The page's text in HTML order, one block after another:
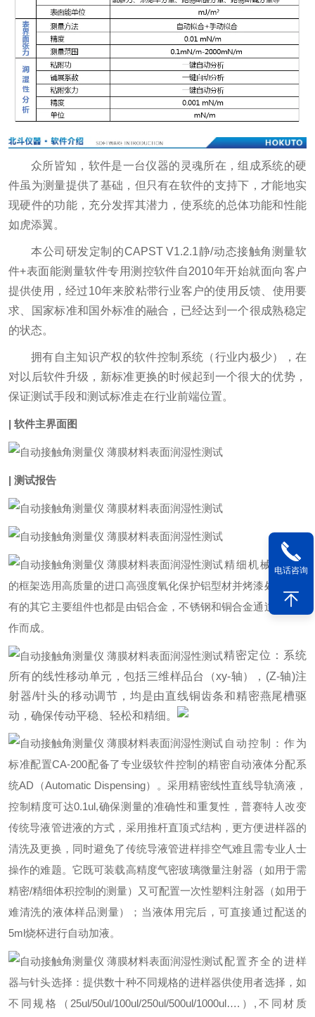
众所皆知，软件是一台仪器的灵魂所在，组成系统的硬
件虽为测量提供了基础，但只有在软件的支持下，才能地实
现硬件的功能，充分发挥其潜力，使系统的总体功能和性能
如虎添翼。
本公司研发定制的CAPST V1.2.1静/动态接触角测量软
件+表面能测量软件专用测控软件自2010年开始就面向客户
提供使用，经过10年来胶粘带行业客户的使用反馈、使用要
求、国家标准和国外标准的融合，已经达到一个很成熟稳定
的状态。
拥有自主知识产权的软件控制系统（行业内极少），在
对以后软件升级，新标准更换的时候起到一个很大的优势，
保证测试手段和测试标准走在行业前端位置。
| 软件主界面图
| 测试报告
精细机械：系统
的框架选用高质量的进口高强度氧化保护铝型材并烤漆处理，所
有的其它主要组件也都是由铝合金，不锈钢和铜合金通过精密制
作而成。
精密定位：系统
所有的线性移动单元，包括三维样品台（xy-轴），(Z-轴)注
射器/针头的移动调节，均是由直线铜齿条和精密燕尾槽驱
动，确保传动平稳、轻松和精细。
自动控制：作为
标准配置CA-200配备了专业级软件控制的精密自动液体分配系
统AD（Automatic Dispensing）。采用精密线性直线导轨滴液，
控制精度可达0.1ul,确保测量的准确性和重复性，普赛特人改变
传统导液管进液的方式，采用推杆直顶式结构，更方便进样器的
清洗及更换，同时避免了传统导液管进样排空气难且需专业人士
操作的难题。它既可装载高精度气密玻璃微量注射器（如用于需
精密/精细体积控制的测量）又可配置一次性塑料注射器（如用于
难清洗的液体样品测量）；当液体用完后，可直接通过配送的
5ml烧杯进行自动加液。
配置齐全的进样
器与针头选择：提供数十种不同规格的进样器供使用者选择，如
不同规格（25ul/50ul/100ul/250ul/500ul/1000ul….）,不同材质
电话咨询